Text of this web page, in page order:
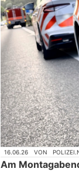
16.06.26 VON
Am